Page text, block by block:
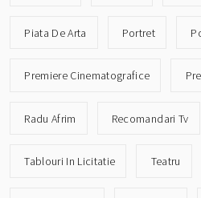
Piata De Arta Portret
Premiere Cinematografice
Radu Afrim Recomandari Tv
Tablouri In Licitatie Teatru